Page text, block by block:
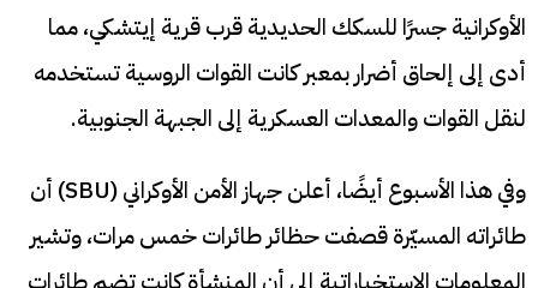
الأوكرانية جسرًا للسكك الحديدية قرب قرية إيتشكي، مما
أدى إلى إلحاق أضرار بمعبر كانت القوات الروسية تستخدمه
لنقل القوات والمعدات العسكرية إلى الجبهة الجنوبية.
وفي هذا الأسبوع أيضًا، أعلن جهاز الأمن الأوكراني (SBU) أن
طائراته المسيّرة قصفت حظائر طائرات خمس مرات، وتشير